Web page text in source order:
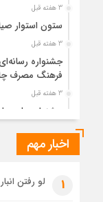
3 هفته قبل
ستون استوار
3 هفته قبل
جشنواره
فرهنگ مصرف
3 هفته قبل
جشنواره ملی
ایرانی!؟
1 ماه قبل
1 ماه قبل
اخبار مهم
1 لو رفتن